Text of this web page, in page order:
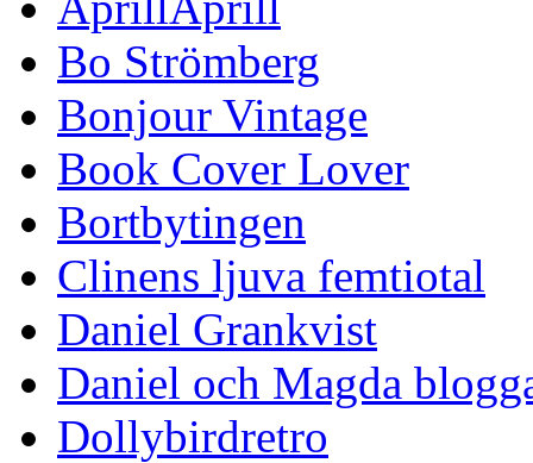
Bo Strömberg
Bonjour Vintage
Book Cover Lover
Bortbytingen
Clinens ljuva femtiotal
Daniel Grankvist
Daniel och Magda
Dollybirdretro